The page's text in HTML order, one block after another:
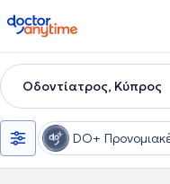
doctoranytime
Οδοντίατρος, Κύπρος
DO+